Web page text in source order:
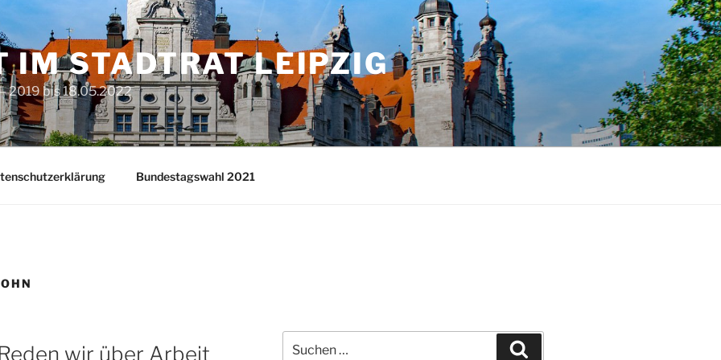
IM STADTRAT LEIPZIG
2019 bis 18.05.2022
Bundestagswahl 2021
wir über Arbeit
nach: